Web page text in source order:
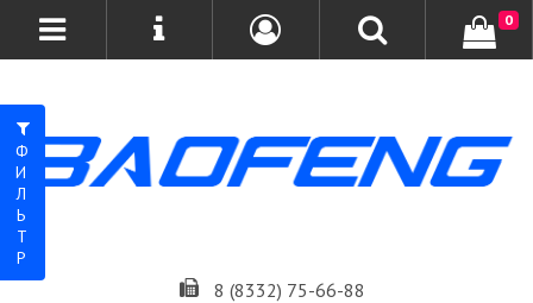
8 (8332) 75-66-88
0
ФИЛЬТР